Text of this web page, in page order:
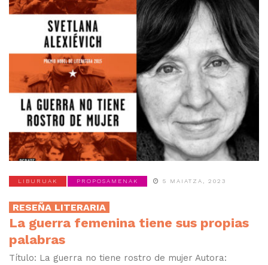
LIBURUAK PROPOSAMENAK 5 MAIATZA, 2023
RESEÑA LITERARIA
La guerra femenina tiene sus propias
palabras
Título: La guerra no tiene rostro de mujer Autora: